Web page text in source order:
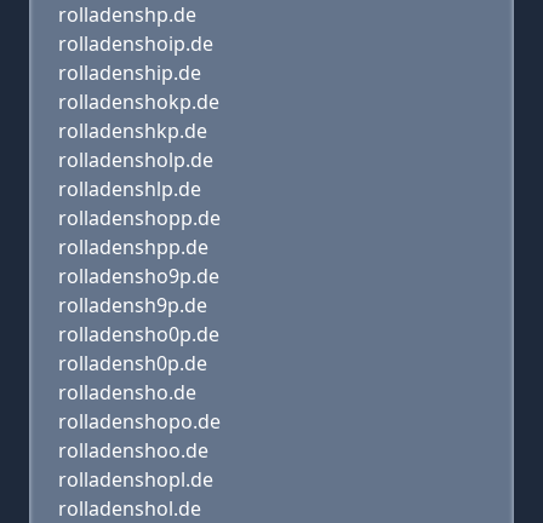
rolladenshp.de
rolladenshoip.de
rolladenship.de
rolladenshokp.de
rolladenshkp.de
rolladensholp.de
rolladenshlp.de
rolladenshopp.de
rolladenshpp.de
rolladensho9p.de
rolladensh9p.de
rolladensho0p.de
rolladensh0p.de
rolladensho.de
rolladenshopo.de
rolladenshoo.de
rolladenshopl.de
rolladenshol.de